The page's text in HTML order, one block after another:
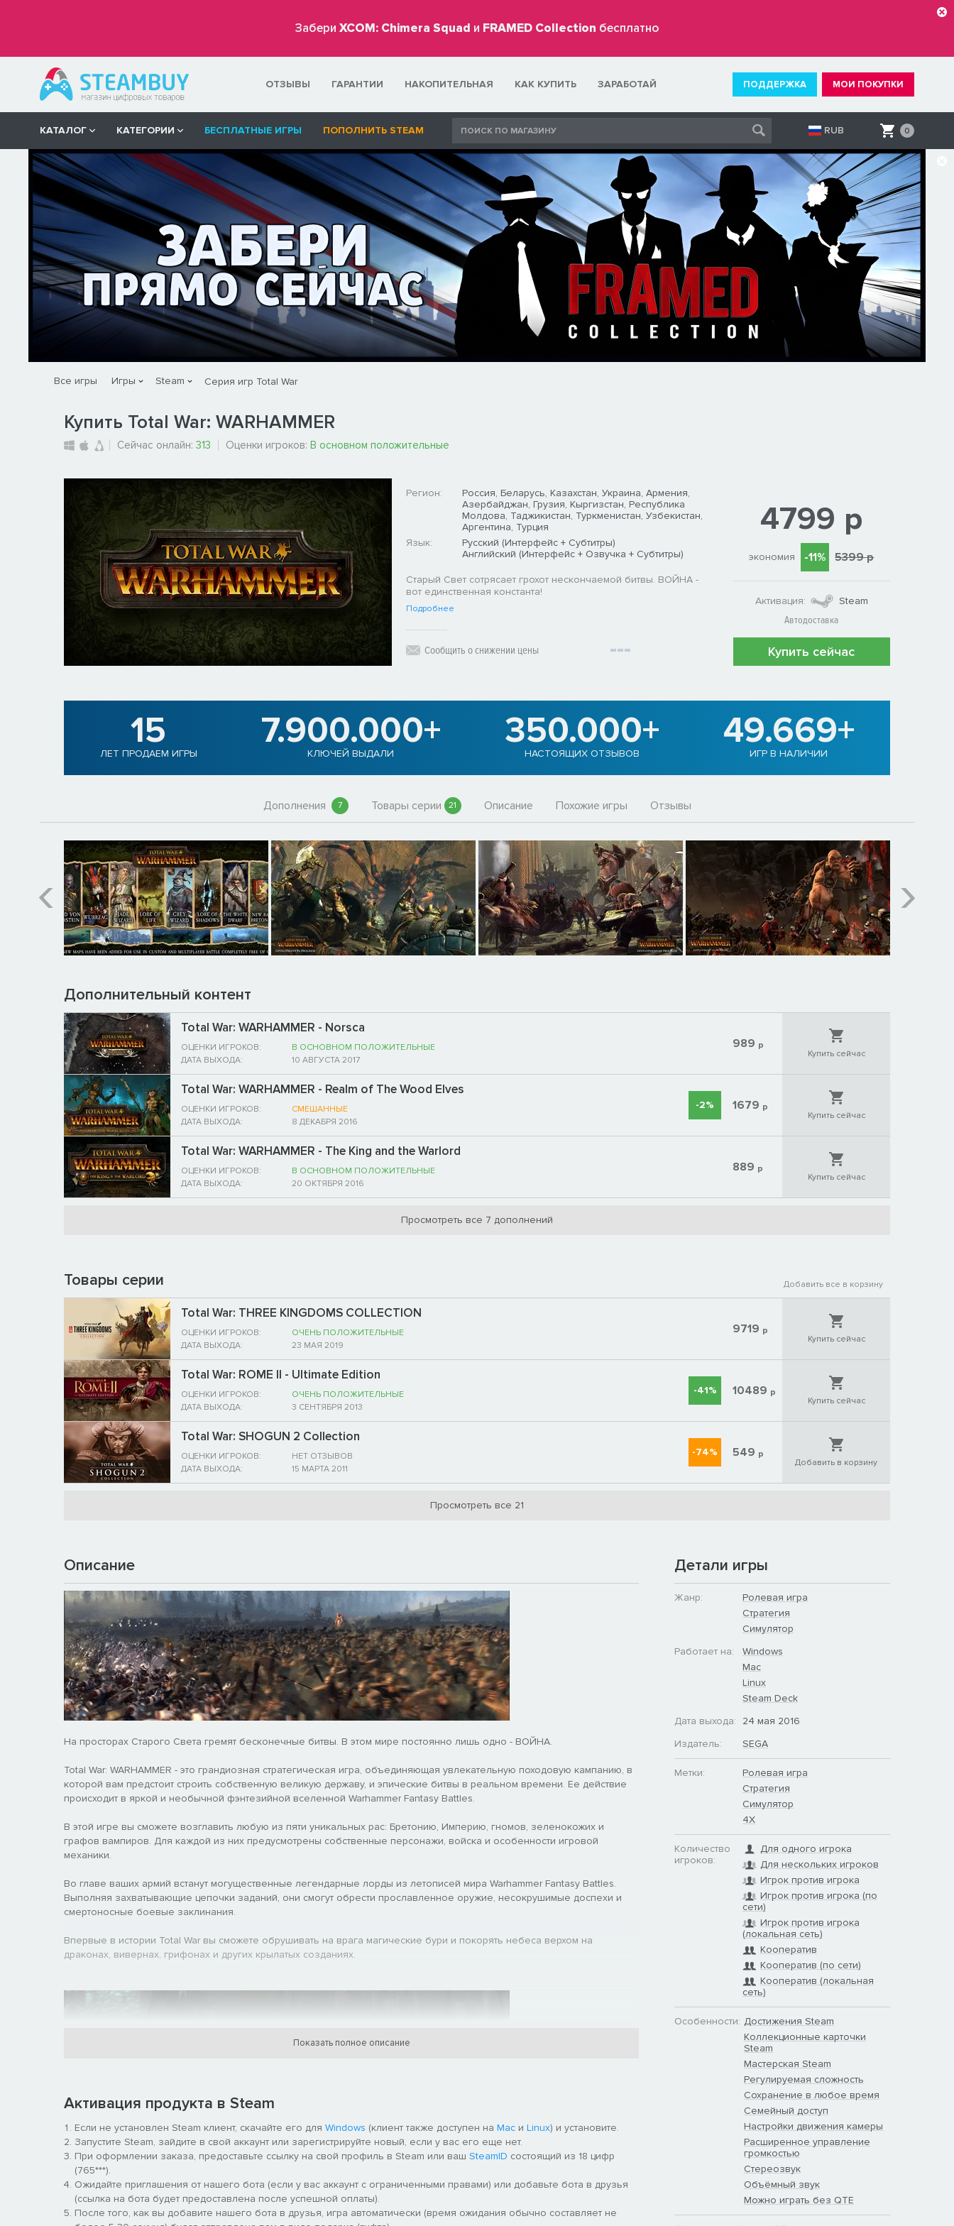
Забери XCOM: Chimera Squad и FRAMED Collection бесплатно
ОТЗЫВЫ ГАРАНТИИ НАКОПИТЕЛЬНАЯ КАК КУПИТЬ ЗАРАБОТАЙ ПОДДЕРЖКА МОИ ПОКУПКИ
КАТАЛОГ КАТЕГОРИИ БЕСПЛАТНЫЕ ИГРЫ ПОПОЛНИТЬ STEAM RUB 0
Все игры Игры Steam Серия игр Total War
Купить Total War: WARHAMMER
Сейчас онлайн: 313 Оценки игроков: В основном положительные
Регион:
Россия, Беларусь, Казахстан, Украина, Армения,
Азербайджан, Грузия, Кыргизстан, Республика
Молдова, Таджикистан, Туркменистан, Узбекистан,
Аргентина, Турция
Язык:
Русский (Интерфейс + Субтитры)
Английский (Интерфейс + Озвучка + Субтитры)
Старый Свет сотрясает грохот нескончаемой битвы. ВОЙНА -
вот единственная константа!
Подробнее
Сообщить о снижении цены
4799 р
экономия -11% 5399 р
Активация:
Steam
Автодоставка
Купить сейчас
15
ЛЕТ ПРОДАЕМ ИГРЫ
7.900.000+
КЛЮЧЕЙ ВЫДАЛИ
350.000+
НАСТОЯЩИХ ОТЗЫВОВ
49.669+
ИГР В НАЛИЧИИ
Дополнения 7 Товары серии 21 Описание Похожие игры Отзывы
Дополнительный контент
Total War: WARHAMMER - Norsca
ОЦЕНКИ ИГРОКОВ:
В ОСНОВНОМ ПОЛОЖИТЕЛЬНЫЕ
ДАТА ВЫХОДА:
10 АВГУСТА 2017
989 р
Купить сейчас
Total War: WARHAMMER - Realm of The Wood Elves
ОЦЕНКИ ИГРОКОВ:
СМЕШАННЫЕ
ДАТА ВЫХОДА:
8 ДЕКАБРЯ 2016
-2% 1679 р
Купить сейчас
Total War: WARHAMMER - The King and the Warlord
ОЦЕНКИ ИГРОКОВ:
В ОСНОВНОМ ПОЛОЖИТЕЛЬНЫЕ
ДАТА ВЫХОДА:
20 ОКТЯБРЯ 2016
889 р
Купить сейчас
Просмотреть все 7 дополнений
Товары серии Добавить все в корзину
Total War: THREE KINGDOMS COLLECTION
ОЦЕНКИ ИГРОКОВ:
ОЧЕНЬ ПОЛОЖИТЕЛЬНЫЕ
ДАТА ВЫХОДА:
23 МАЯ 2019
9719 р
Купить сейчас
Total War: ROME II - Ultimate Edition
ОЦЕНКИ ИГРОКОВ:
ОЧЕНЬ ПОЛОЖИТЕЛЬНЫЕ
ДАТА ВЫХОДА:
3 СЕНТЯБРЯ 2013
-41% 10489 р
Купить сейчас
Total War: SHOGUN 2 Collection
ОЦЕНКИ ИГРОКОВ:
НЕТ ОТЗЫВОВ
ДАТА ВЫХОДА:
15 МАРТА 2011
-74% 549 р
Добавить в корзину
Просмотреть все 21
Описание
На просторах Старого Света гремят бесконечные битвы. В этом мире постоянно лишь одно - ВОЙНА.
Total War: WARHAMMER - это грандиозная стратегическая игра, объединяющая увлекательную походовую кампанию, в
которой вам предстоит строить собственную великую державу, и эпические битвы в реальном времени. Ее действие
происходит в яркой и необычной фэнтезийной вселенной Warhammer Fantasy Battles.
В этой игре вы сможете возглавить любую из пяти уникальных рас: Бретонию, Империю, гномов, зеленокожих и
графов вампиров. Для каждой из них предусмотрены собственные персонажи, войска и особенности игровой
механики.
Во главе ваших армий встанут могущественные легендарные лорды из летописей мира Warhammer Fantasy Battles.
Выполняя захватывающие цепочки заданий, они смогут обрести прославленное оружие, несокрушимые доспехи и
смертоносные боевые заклинания.
Впервые в истории Total War вы сможете обрушивать на врага магические бури и покорять небеса верхом на
драконах, вивернах, грифонах и других крылатых созданиях.
Бесплатные дополнительные материалы
Блистательная премьера Total War: WARHAMMER состоялась в мае 2016 года. С тех пор для игры было выпущено
множество бесплатных материалов. Одним из последних добавлений стала Бретония - пятая раса Старого Света,
доступная игроку.
Показать полное описание
Активация продукта в Steam
Если не установлен Steam клиент, скачайте его для Windows (клиент также доступен на Mac и Linux) и установите.
Запустите Steam, зайдите в свой аккаунт или зарегистрируйте новый, если у вас его еще нет.
При оформлении заказа, предоставьте ссылку на свой профиль в Steam или ваш SteamID состоящий из 18 цифр
(765***).
Ожидайте приглашения от нашего бота (если у вас аккаунт с ограниченными правами) или добавьте бота в друзья
(ссылка на бота будет предоставлена после успешной оплаты).
После того, как вы добавите нашего бота в друзья, игра автоматически (время ожидания обычно составляет не
Детали игры
Жанр:
Ролевая игра
Стратегия
Симулятор
Работает на:
Windows
Mac
Linux
Steam Deck
Дата выхода:
24 мая 2016
Издатель:
SEGA
Метки:
Ролевая игра
Стратегия
Симулятор
4X
Количество
игроков:
Для одного игрока
Для нескольких игроков
Игрок против игрока
Игрок против игрока (по
сети)
Игрок против игрока
(локальная сеть)
Кооператив
Кооператив (по сети)
Кооператив (локальная
сеть)
Особенности: Достижения Steam
Коллекционные карточки
Steam
Мастерская Steam
Регулируемая сложность
Сохранение в любое время
Семейный доступ
Настройки движения камеры
Расширенное управление
громкостью
Стереозвук
Объёмный звук
Можно играть без QTE